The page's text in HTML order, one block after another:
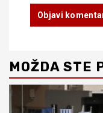
MOŽDA STE